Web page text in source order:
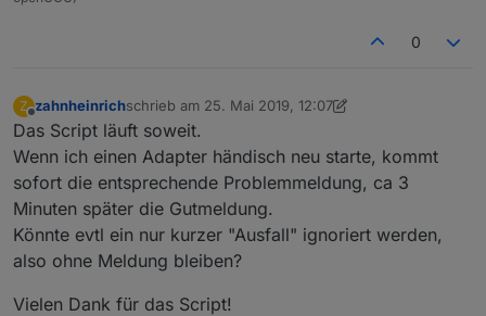
false
&&
0
Z
Offline
zahnheinrichschrieb am 25. Mai 2019, 12:07
zuletzt editiert von zahnheinrich
Das Script läuft soweit.
Wenn ich einen Adapter händisch neu starte, kommt
sofort die entsprechende Problemmeldung, ca 3
Minuten später die Gutmeldung.
Könnte evtl ein nur kurzer "Ausfall" ignoriert werden,
also ohne Meldung bleiben?
Vielen Dank für das Script!